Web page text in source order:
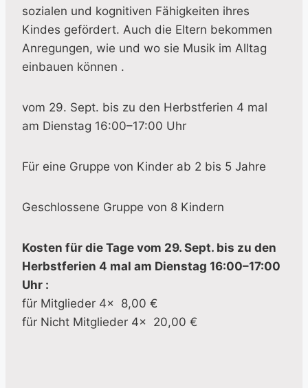
sozialen und kognitiven Fähigkeiten ihres
Kindes gefördert. Auch die Eltern bekommen
Anregungen, wie und wo sie Musik im Alltag
einbauen können .
vom 29. Sept. bis zu den Herbstferien 4 mal
am Dienstag 16:00–17:00 Uhr
Für eine Gruppe von Kinder ab 2 bis 5 Jahre
Geschlossene Gruppe von 8 Kindern
Kosten für die Tage vom 29. Sept. bis zu den
Herbstferien 4 mal am Dienstag 16:00–17:00
Uhr :
für Mitglieder 4x 8,00 €
für Nicht Mitglieder 4x 20,00 €